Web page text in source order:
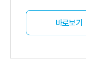
바로보기